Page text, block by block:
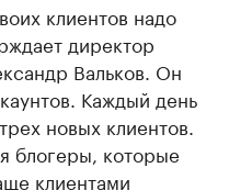
клиентов надо
директор
Вальков. Он
Каждый день
новых клиентов.
блогеры, которые
клиентами